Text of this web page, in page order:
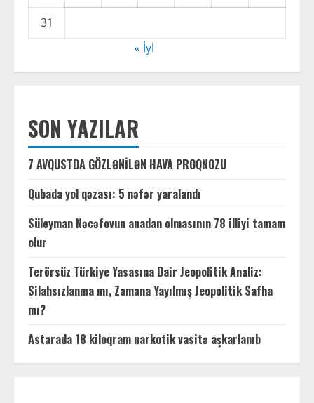
31
« İyl
SON YAZILAR
7 AVQUSTDA GÖZLƏNİLƏN HAVA PROQNOZU
Qubada yol qəzası: 5 nəfər yaralandı
Süleyman Nəcəfovun anadan olmasının 78 illiyi tamam
olur
Terörsüz Türkiye Yasasına Dair Jeopolitik Analiz:
Silahsızlanma mı, Zamana Yayılmış Jeopolitik Safha
mı?
Astarada 18 kiloqram narkotik vasitə aşkarlanıb